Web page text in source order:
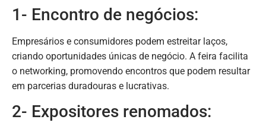
1- Encontro de negócios:
Empresários e consumidores podem estreitar laços,
criando oportunidades únicas de negócio. A feira facilita
o networking, promovendo encontros que podem resultar
em parcerias duradouras e lucrativas.
2- Expositores renomados: